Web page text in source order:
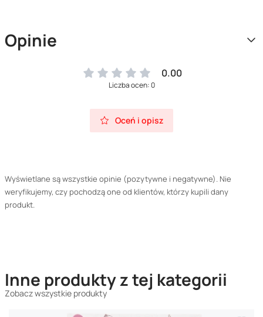
Opinie
0.00
Liczba ocen: 0
Oceń i opisz
Wyświetlane są wszystkie opinie (pozytywne i negatywne). Nie
weryfikujemy, czy pochodzą one od klientów, którzy kupili dany
produkt.
Inne produkty z tej kategorii
Zobacz wszystkie produkty